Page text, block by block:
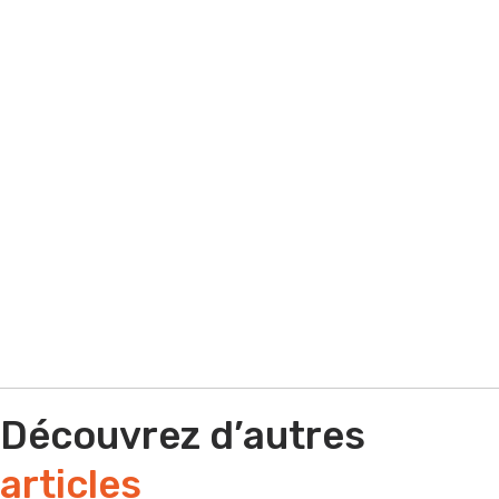
Découvrez d’autres
articles